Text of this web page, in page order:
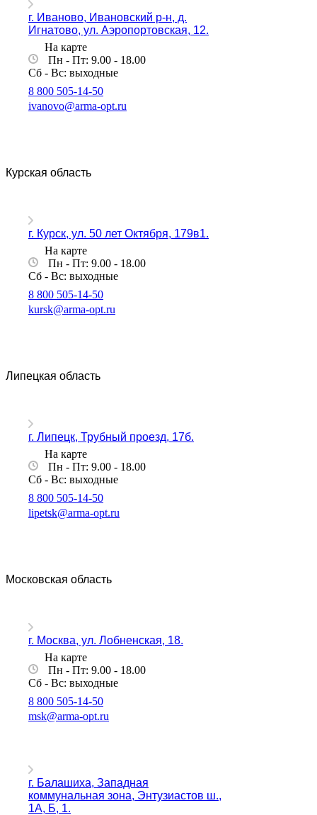
г. Иваново, Ивановский р-н, д.
Игнатово, ул. Аэропортовская, 12.
На карте
Пн - Пт: 9.00 - 18.00
Сб - Вс: выходные
8 800 505-14-50
ivanovo@arma-opt.ru
Курская область
г. Курск, ул. 50 лет Октября, 179в1.
На карте
Пн - Пт: 9.00 - 18.00
Сб - Вс: выходные
8 800 505-14-50
kursk@arma-opt.ru
Липецкая область
г. Липецк, Трубный проезд, 17б.
На карте
Пн - Пт: 9.00 - 18.00
Сб - Вс: выходные
8 800 505-14-50
lipetsk@arma-opt.ru
Московская область
г. Москва, ул. Лобненская, 18.
На карте
Пн - Пт: 9.00 - 18.00
Сб - Вс: выходные
8 800 505-14-50
msk@arma-opt.ru
г. Балашиха, Западная
коммунальная зона, Энтузиастов ш.,
1А, Б, 1.